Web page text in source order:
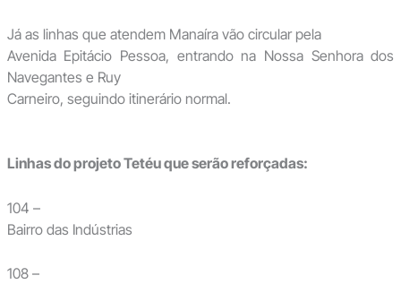
Já as linhas que atendem Manaíra vão circular pela
Avenida Epitácio Pessoa, entrando na Nossa Senhora dos
Navegantes e Ruy
Carneiro, seguindo itinerário normal.
Linhas do projeto Tetéu que serão reforçadas:
104 –
Bairro das Indústrias
108 –